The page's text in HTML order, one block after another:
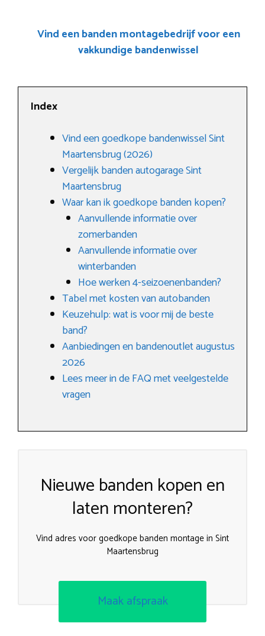
Vind een banden montagebedrijf voor een
vakkundige bandenwissel
Index
Vind een goedkope bandenwissel Sint
Maartensbrug (2026)
Vergelijk banden autogarage Sint
Maartensbrug
Waar kan ik goedkope banden kopen?
Aanvullende informatie over
zomerbanden
Aanvullende informatie over
winterbanden
Hoe werken 4-seizoenenbanden?
Tabel met kosten van autobanden
Keuzehulp: wat is voor mij de beste
band?
Aanbiedingen en bandenoutlet augustus
2026
Lees meer in de FAQ met veelgestelde
vragen
Nieuwe banden kopen en
laten monteren?
Vind adres voor goedkope banden montage in Sint
Maartensbrug
Maak afspraak